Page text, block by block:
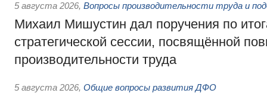
5 августа 2026, Вопросы производительности труда и
Михаил Мишустин дал поручения по
стратегической сессии, посвящённой
производительности труда
5 августа 2026, Общие вопросы развития ДФО